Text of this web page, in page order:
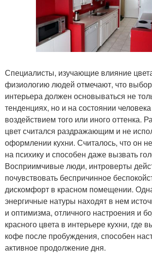
Специалисты, изучающие влияние
физиологию людей отмечают, что
интерьера должен основываться не
тенденциях, но и на состоянии
воздействием того или иного оттенка.
цвет считался раздражающим и не
оформлении кухни. Считалось, что он
на психику и способен даже вызвать
Восприимчивые люди, интроверты
почувствовать беспричинное
дискомфорт в красном помещении.
энергичные натуры находят в нем
и оптимизма, отличного настроения и
красного цвета в интерьере кухни, где
кофе после пробуждения, способен
активное продолжение дня.